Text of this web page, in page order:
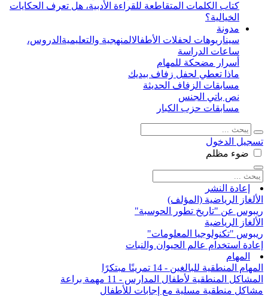
كتاب الكلمات المتقاطعة للقراءة الأدبية، هل تعرف الحكايات
الخيالية؟
مدونة
سيناريوهات لحفلات الأطفالالمنهجية والتعليمية الدروس،
ساعات الدراسة
أسرار مضحكة للمهام
ماذا تعطي لحفل زفاف بيديك
مسابقات الزفاف الحديثة
نص باتي الجنس
مسابقات حزب الكبار
تسجيل الدخول
ضوء مظلم
إعادة النشر
الألغاز الرياضية (المؤلف)
ريبوس عن "تاريخ تطور الحوسبة"
الألغاز الرياضية
ريبوس "تكنولوجيا المعلومات"
إعادة استخدام عالم الحيوان والنبات
المهام
المهام المنطقية للبالغين - 14 تمرينًا مبتكرًا
المشاكل المنطقية لأطفال المدارس - 11 مهمة براعة
مشاكل منطقية مسلية مع إجابات للأطفال